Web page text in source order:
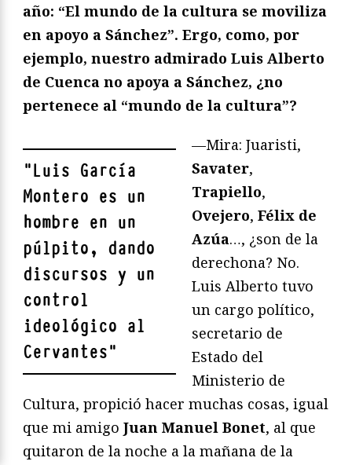
año: “El mundo de la cultura se moviliza
en apoyo a Sánchez”. Ergo, como, por
ejemplo, nuestro admirado Luis Alberto
de Cuenca no apoya a Sánchez, ¿no
pertenece al “mundo de la cultura”?
"Luis García
Montero es un
hombre en un
púlpito, dando
discursos y un
control
ideológico al
Cervantes"
—Mira: Juaristi,
Savater,
Trapiello,
Ovejero, Félix de
Azúa…, ¿son de la
derechona? No.
Luis Alberto tuvo
un cargo político,
secretario de
Estado del
Ministerio de
Cultura, propició hacer muchas cosas, igual
que mi amigo Juan Manuel Bonet, al que
quitaron de la noche a la mañana de la